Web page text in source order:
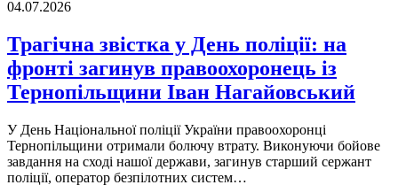
04.07.2026
Трагічна звістка у День поліції: на
фронті загинув правоохоронець із
Тернопільщини Іван Нагайовський
У День Національної поліції України правоохоронці
Тернопільщини отримали болючу втрату. Виконуючи бойове
завдання на сході нашої держави, загинув старший сержант
поліції, оператор безпілотних систем…